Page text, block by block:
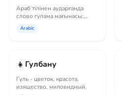
Араб тілінен аударғанда
слово гулама мағынасы:
уважаем...
Arabic
👧 Гулбану
Гуль - цветок, красота,
изящество, миловидный.